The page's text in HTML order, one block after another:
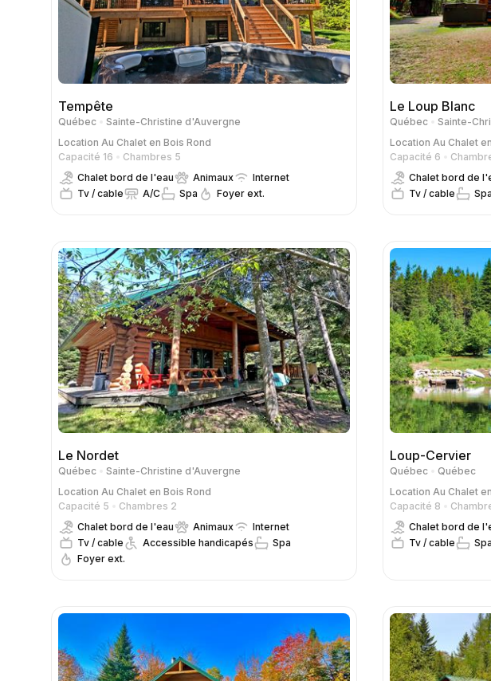
Tempête
Québec
Sainte-Christine d'Auvergne
Location Au Chalet en Bois Rond
Capacité 16
Chambres 5
Chalet bord de l'eau
Animaux
Internet
Tv / cable
A/C Spa Foyer ext.
Le Loup Blanc
Québec
Sainte-
Location Au Chalet
Capacité 6
Chalet bord de
Tv / cable
Spa
Le Nordet
Québec
Sainte-Christine d'Auvergne
Location Au Chalet en Bois Rond
Capacité 5
Chambres 2
Chalet bord de l'eau
Animaux
Internet
Tv / cable
Accessible handicapés
Spa
Foyer ext.
Loup-Cervier
Québec
Québec
Location Au Chalet
Capacité 8
Chalet bord de
Tv / cable
Spa